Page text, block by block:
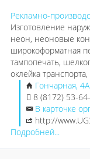
Рекламно-
Изготовление
неон, неоновые
широкоформатная
тампопечать,
оклейка
Гончарная,
8 (8172) 53-
В карточке
http://
Подробней...